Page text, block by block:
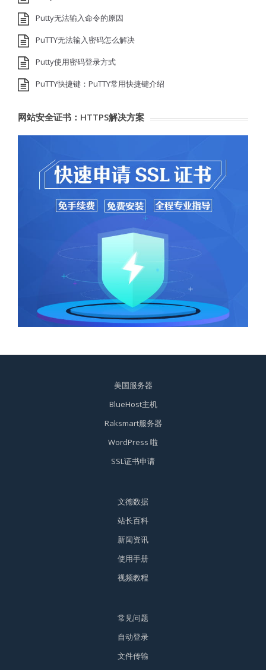
Putty无法输入命令的原因
PuTTY无法输入密码怎么解决
Putty使用密码登录方式
PuTTY快捷键：PuTTY常用快捷键介绍
网站安全证书：HTTPS解决方案
美国服务器
BlueHost主机
Raksmart服务器
WordPress 啦
SSL证书申请
文德数据
站长百科
新闻资讯
使用手册
视频教程
常见问题
自动登录
文件传输